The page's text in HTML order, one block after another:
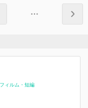
ィルム・短編